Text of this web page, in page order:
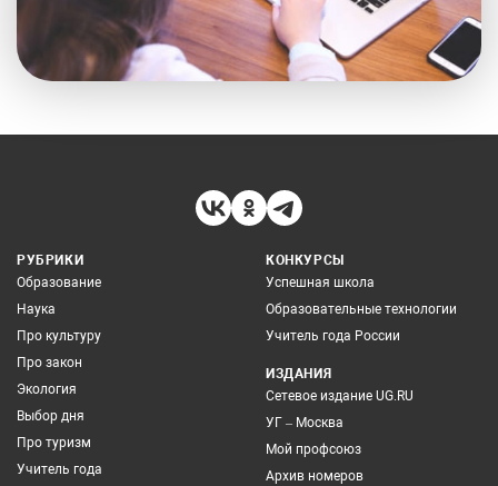
РУБРИКИ
Образование
Наука
Про культуру
Про закон
Экология
Выбор дня
Про туризм
Учитель года
КОНКУРСЫ
Успешная школа
Образовательные технологии
Учитель года России
ИЗДАНИЯ
Сетевое издание UG.RU
УГ – Москва
Мой профсоюз
Архив номеров